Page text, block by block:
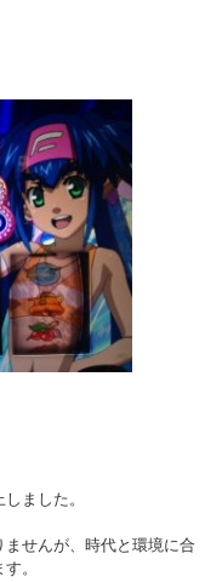
ました。
せんが、時代と環境に合
。